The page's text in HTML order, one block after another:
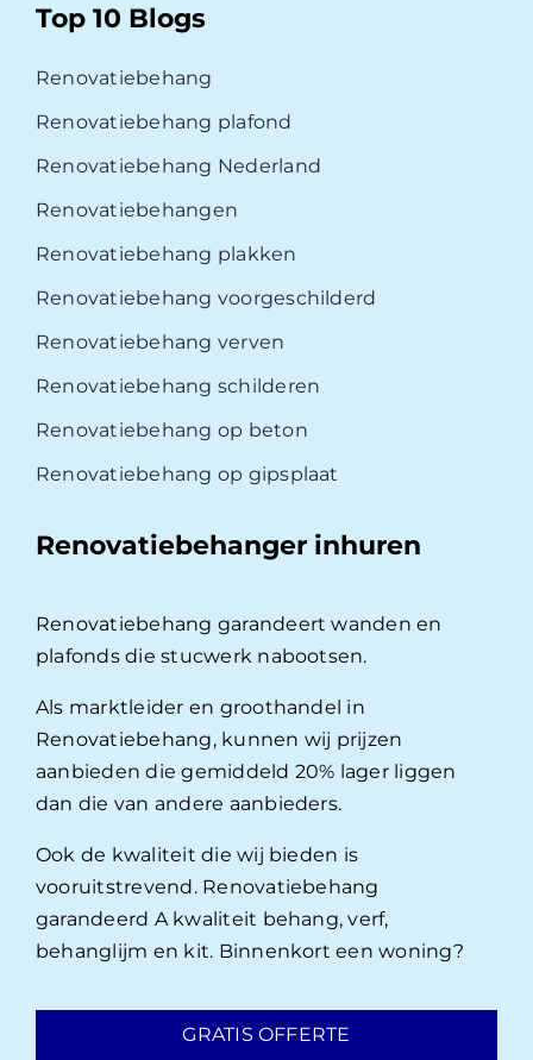
Top 10 Blogs
Renovatiebehang
Renovatiebehang plafond
Renovatiebehang Nederland
Renovatiebehangen
Renovatiebehang plakken
Renovatiebehang voorgeschilderd
Renovatiebehang verven
Renovatiebehang schilderen
Renovatiebehang op beton
Renovatiebehang op gipsplaat
Renovatiebehanger inhuren
Renovatiebehang garandeert wanden en
plafonds die stucwerk nabootsen.
Als marktleider en groothandel in
Renovatiebehang, kunnen wij prijzen
aanbieden die gemiddeld 20% lager liggen
dan die van andere aanbieders.
Ook de kwaliteit die wij bieden is
vooruitstrevend. Renovatiebehang
garandeerd A kwaliteit behang, verf,
behanglijm en kit. Binnenkort een woning?
GRATIS OFFERTE